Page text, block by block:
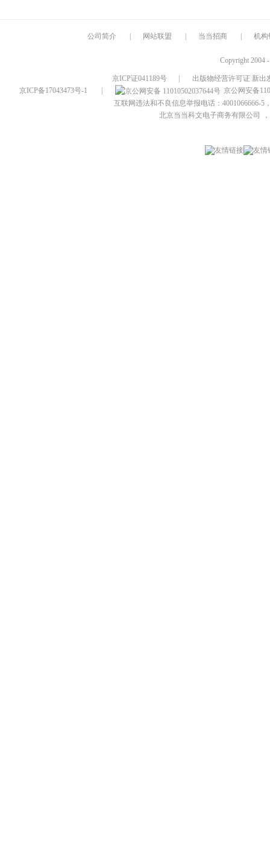
公司简介 网站联盟 当当招商 机构
Copyright 2004
京ICP证041189号
出版物经营许可证 新出
京ICP备17043473号-1
京公网安备
互联网违法和不良信息举报电话：4001066666-5
北京当当科文电子商务有限公司